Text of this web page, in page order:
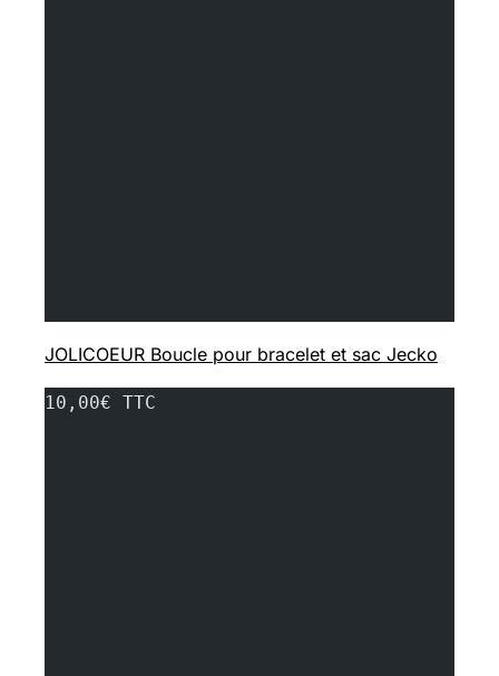
JOLICOEUR Boucle pour bracelet et sac Jecko
10,00€ TTC